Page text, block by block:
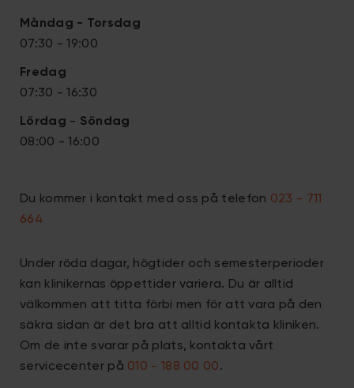
Måndag - Torsdag
07:30 - 19:00
Fredag
07:30 - 16:30
Lördag - Söndag
08:00 - 16:00
Du kommer i kontakt med oss på telefon 023 - 711
664
Under röda dagar, högtider och semesterperioder
kan klinikernas öppettider variera. Du är alltid
välkommen att titta förbi men för att vara på den
säkra sidan är det bra att alltid kontakta kliniken.
Om de inte svarar på plats, kontakta vårt
servicecenter på 010 - 188 00 00.